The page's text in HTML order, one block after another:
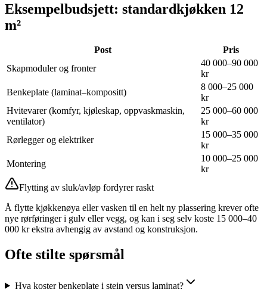
Eksempelbudsjett: standardkjøkken 12
m²
Post
Pris
Skapmoduler og fronter
40 000–90 000
kr
Benkeplate (laminat–kompositt)
8 000–25 000
kr
Hvitevarer (komfyr, kjøleskap, oppvaskmaskin,
ventilator)
25 000–60 000
kr
Rørlegger og elektriker
15 000–35 000
kr
Montering
10 000–25 000
kr
Flytting av sluk/avløp fordyrer raskt
Å flytte kjøkkenøya eller vasken til en helt ny plassering krever ofte
nye rørføringer i gulv eller vegg, og kan i seg selv koste 15 000–40
000 kr ekstra avhengig av avstand og konstruksjon.
Ofte stilte spørsmål
Hva koster benkeplate i stein versus laminat?